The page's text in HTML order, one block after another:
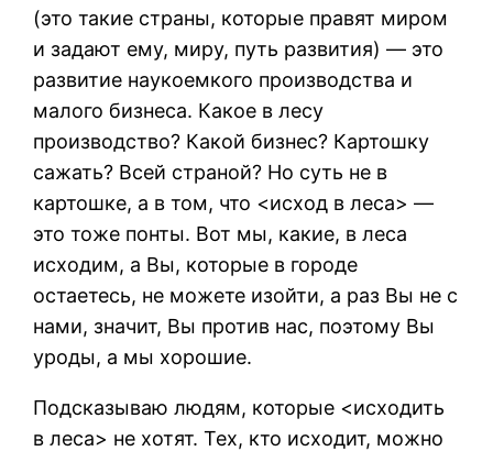
(это такие страны, которые правят миром
и задают ему, миру, путь развития) — это
развитие наукоемкого производства и
малого бизнеса. Какое в лесу
производство? Какой бизнес? Картошку
сажать? Всей страной? Но суть не в
картошке, а в том, что <исход в леса> —
это тоже понты. Вот мы, какие, в леса
исходим, а Вы, которые в городе
остаетесь, не можете изойти, а раз Вы не с
нами, значит, Вы против нас, поэтому Вы
уроды, а мы хорошие.
Подсказываю людям, которые <исходить
в леса> не хотят. Тех, кто исходит, можно